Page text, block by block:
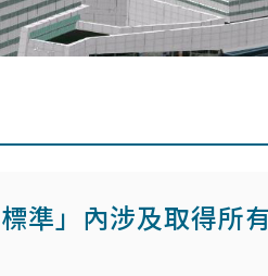
準」內涉及取得所